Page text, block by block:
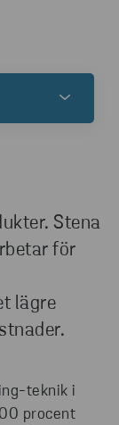
Stena
för
lägre
teknik i
procent
USA.